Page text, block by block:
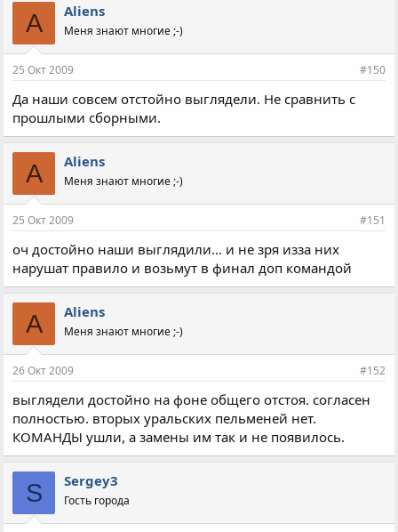
A Aliens
Меня знают многие ;-)
25 Окт 2009 #150
Да наши совсем отстойно выглядели. Не сравнить с
прошлыми сборными.
A Aliens
Меня знают многие ;-)
25 Окт 2009 #151
оч достойно наши выглядили... и не зря изза них
нарушат правило и возьмут в финал доп командой
A Aliens
Меня знают многие ;-)
26 Окт 2009 #152
выглядели достойно на фоне общего отстоя. согласен
полностью. вторых уральских пельменей нет.
КОМАНДЫ ушли, а замены им так и не появилось.
S Sergey3
Гость города